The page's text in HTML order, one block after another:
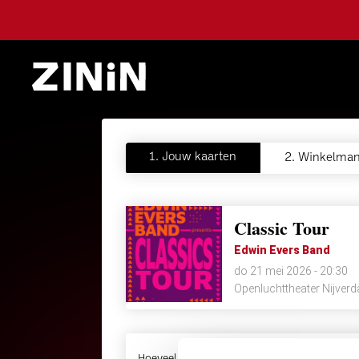
1. Jouw kaarten 2.
Classic Tour
Edwin Evers Band
do 21 mei 2026 - 20:30
Openluchttheater